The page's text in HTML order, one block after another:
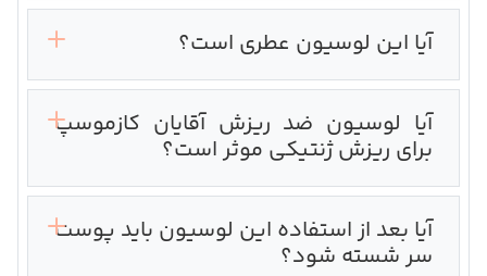
آیا این لوسیون عطری است؟
آیا لوسیون ضد ریزش آقایان کازموسپ
برای ریزش ژنتیکی موثر است؟
آیا بعد از استفاده این لوسیون باید پوست
سر شسته شود؟